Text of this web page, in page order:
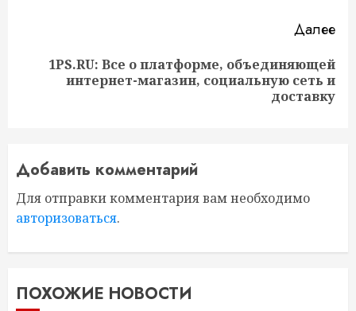
Далее
Следующая
1PS.RU: Все о платформе, объединяющей
интернет-магазин, социальную сеть и
доставку
Добавить комментарий
Для отправки комментария вам необходимо
авторизоваться.
ПОХОЖИЕ НОВОСТИ